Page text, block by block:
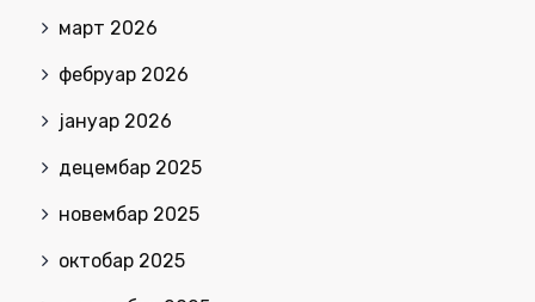
март 2026
фебруар 2026
јануар 2026
децембар 2025
новембар 2025
октобар 2025